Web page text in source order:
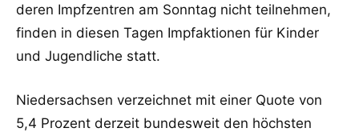
deren Impfzentren am Sonntag nicht teilnehmen,
finden in diesen Tagen Impfaktionen für Kinder
und Jugendliche statt.
Niedersachsen verzeichnet mit einer Quote von
5,4 Prozent derzeit bundesweit den höchsten